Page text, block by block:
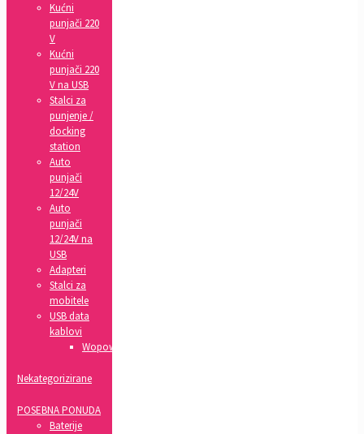
Kućni
punjači 220
V
Kućni
punjači 220
V na USB
Stalci za
punjenje /
docking
station
Auto
punjači
12/24V
Auto
punjači
12/24V na
USB
Adapteri
Stalci za
mobitele
USB data
kablovi
Wopow
Nekategorizirane
POSEBNA PONUDA
Baterije